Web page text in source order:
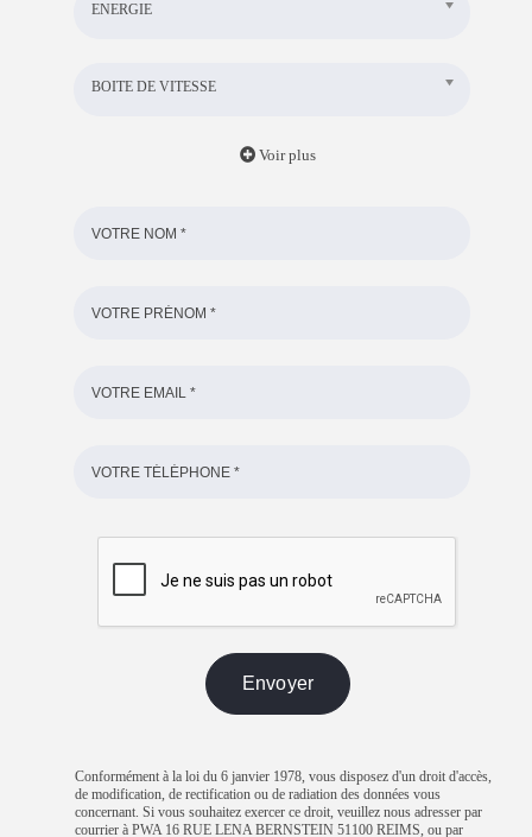
ENERGIE
BOITE DE VITESSE
Voir plus
Conformément à la loi du 6 janvier 1978, vous disposez d'un droit d'accès,
de modification, de rectification ou de radiation des données vous
concernant. Si vous souhaitez exercer ce droit, veuillez nous adresser par
courrier à PWA 16 RUE LENA BERNSTEIN 51100 REIMS, ou par